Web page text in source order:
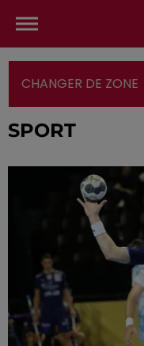
CHANGER DE ZONE
SPORT